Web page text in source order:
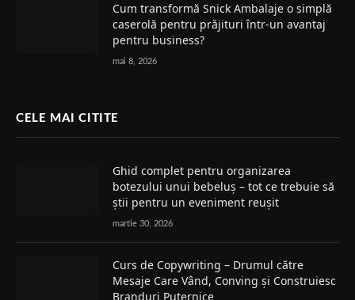
Cum transformă Snick Ambalaje o simplă
caserolă pentru prăjituri într-un avantaj
pentru business?
mai 8, 2026
CELE MAI CITITE
Ghid complet pentru organizarea
botezului unui bebeluș – tot ce trebuie să
știi pentru un eveniment reușit
martie 30, 2026
Curs de Copywriting – Drumul către
Mesaje Care Vând, Conving și Construiesc
Branduri Puternice